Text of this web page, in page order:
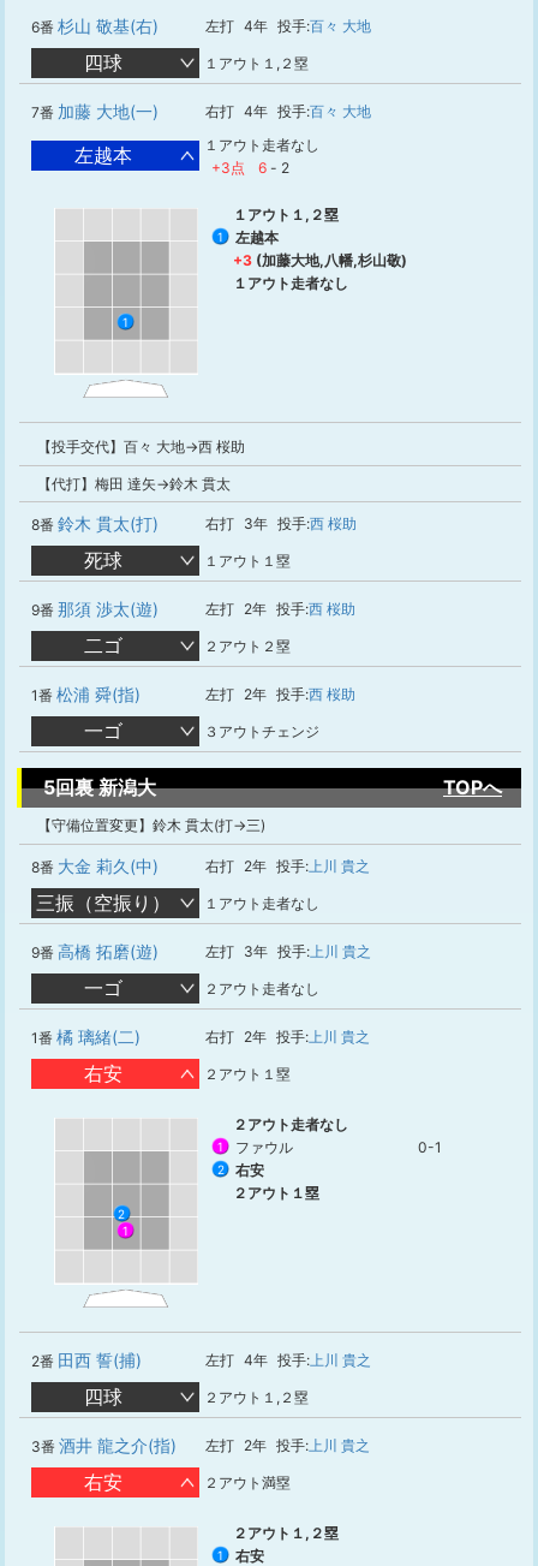
6番 杉山 敬基(右) 左打 4年 投手:百々 大地
四球 １アウト１,２塁
7番 加藤 大地(一) 右打 4年 投手:百々 大地
左越本
１アウト走者なし
+3点
6 - 2
1
１アウト１,２塁
1
左越本
+3 (加藤大地,八幡,杉山敬)
１アウト走者なし
【投手交代】百々 大地→西 桜助
【代打】梅田 達矢→鈴木 貫太
8番 鈴木 貫太(打) 右打 3年 投手:西 桜助
死球 １アウト１塁
9番 那須 渉太(遊) 左打 2年 投手:西 桜助
二ゴ ２アウト２塁
1番 松浦 舜(指) 左打 2年 投手:西 桜助
一ゴ ３アウトチェンジ
5回裏 新潟大 TOPへ
【守備位置変更】鈴木 貫太(打→三)
8番 大金 莉久(中) 右打 2年 投手:上川 貴之
三振（空振り） １アウト走者なし
9番 高橋 拓磨(遊) 左打 3年 投手:上川 貴之
一ゴ ２アウト走者なし
1番 橘 璃緒(二) 右打 2年 投手:上川 貴之
右安 ２アウト１塁
1
2
２アウト走者なし
1 ファウル 0-1
2
右安
２アウト１塁
2番 田西 誓(捕) 左打 4年 投手:上川 貴之
四球 ２アウト１,２塁
3番 酒井 龍之介(指) 左打 2年 投手:上川 貴之
右安 ２アウト満塁
２アウト１,２塁
1
右安